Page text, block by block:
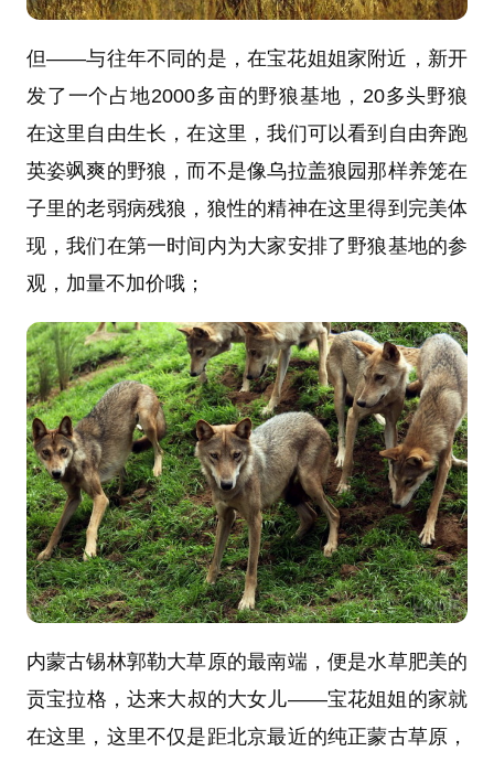
但——与往年不同的是，在宝花姐姐家附近，新开
发了一个占地2000多亩的野狼基地，20多头野狼
在这里自由生长，在这里，我们可以看到自由奔跑
英姿飒爽的野狼，而不是像乌拉盖狼园那样养笼在
子里的老弱病残狼，狼性的精神在这里得到完美体
现，我们在第一时间内为大家安排了野狼基地的参
观，加量不加价哦；
内蒙古锡林郭勒大草原的最南端，便是水草肥美的
贡宝拉格，达来大叔的大女儿——宝花姐姐的家就
在这里，这里不仅是距北京最近的纯正蒙古草原，